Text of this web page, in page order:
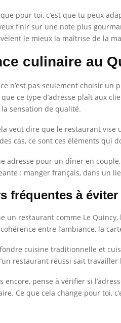
pour toi, c’est que tu peux
finir sur une note plus
le mieux la maîtrise de la
culinaire au
n’est pas seulement choisir un
ce type d’adresse plaît aux
sensation de qualité.
veut dire que le restaurant
cas, ce sont ces éléments qui
adresse pour un dîner en
: manger français, dans un
fréquentes à
un restaurant comme Le
entre l’ambiance, la
cuisine traditionnelle et
restaurant réussi sait travailler
encore, pense à vérifier si
Ce que cela change pour toi,